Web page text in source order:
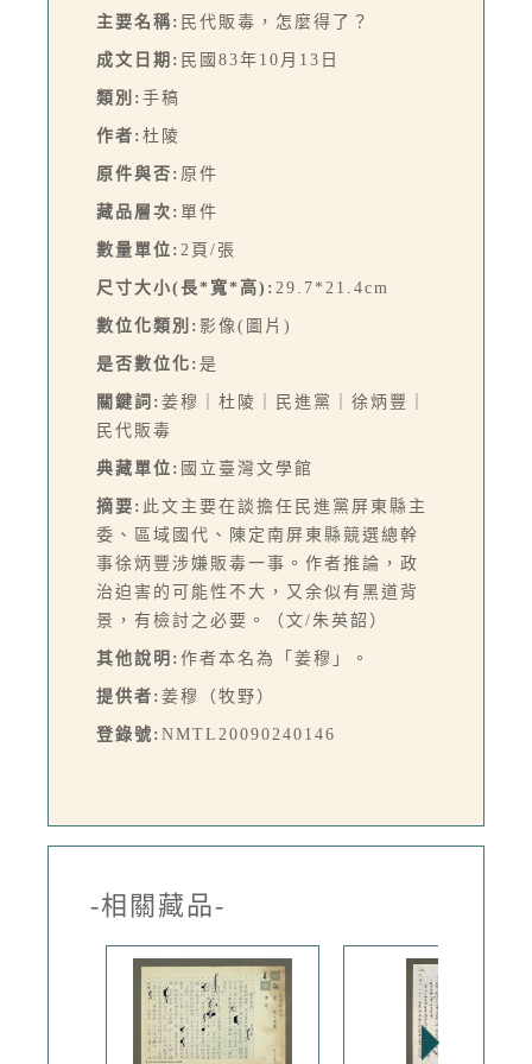
主要名稱: 民代販毒，怎麼得了？
成文日期: 民國83年10月13日
類別: 手稿
作者: 杜陵
原件與否: 原件
藏品層次: 單件
數量單位: 2頁/張
尺寸大小(長*寬*高): 29.7*21.4cm
數位化類別: 影像(圖片)
是否數位化: 是
關鍵詞: 姜穆｜杜陵｜民進黨｜徐炳豐｜
民代販毒
典藏單位: 國立臺灣文學館
摘要: 此文主要在談擔任民進黨屏東縣主
委、區域國代、陳定南屏東縣競選總幹
事徐炳豐涉嫌販毒一事。作者推論，政
治迫害的可能性不大，又余似有黑道背
景，有檢討之必要。（文/朱英韶）
其他說明: 作者本名為「姜穆」。
提供者: 姜穆（牧野）
登錄號: NMTL20090240146
-相關藏品-